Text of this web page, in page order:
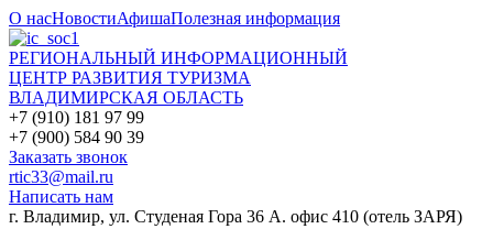
О насНовостиАфишаПолезная информация
РЕГИОНАЛЬНЫЙ ИНФОРМАЦИОННЫЙ
ЦЕНТР РАЗВИТИЯ ТУРИЗМА
ВЛАДИМИРСКАЯ ОБЛАСТЬ
+7 (910) 181 97 99
+7 (900) 584 90 39
Заказать звонок
rtic33@mail.ru
Написать нам
г. Владимир, ул. Студеная Гора 36 А. офис 410 (отель ЗАРЯ)